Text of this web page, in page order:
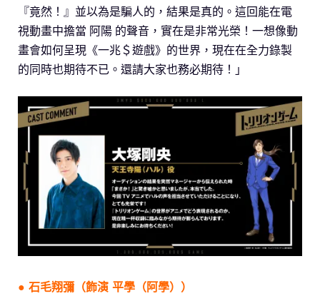
『竟然！』並以為是騙人的，結果是真的。這回能在電
視動畫中擔當 阿陽 的聲音，實在是非常光榮！一想像動
畫會如何呈現《一兆＄遊戲》的世界，現在在全力錄製
的同時也期待不已。還請大家也務必期待！」
● 石毛翔彌 （飾演 平學（阿學））